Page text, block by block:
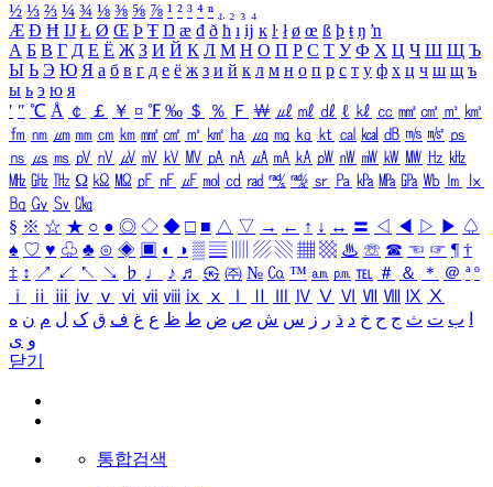
½ ⅓ ⅔ ¼ ¾ ⅛ ⅜ ⅝ ⅞ ¹ ² ³ ⁴ ⁿ ₁ ₂ ₃ ₄
Æ Ð Ħ Ĳ Ł Ø Œ Þ Ŧ Ŋ æ đ ð ħ ı ĳ ĸ ŀ ł ø œ ß þ ŧ ŋ ŉ
А Б В Г Д Е Ё Ж З И Й К Л М Н О П Р С Т У Ф Х Ц Ч Ш Щ Ъ
Ы Ь Э Ю Я а б в г д е ё ж з и й к л м н о п р с т у ф х ц ч ш щ ъ
ы ь э ю я
′ ″ ℃ Å ￠ ￡ ￥ ¤ ℉ ‰ ＄ ％ Ｆ ￦ ㎕ ㎖ ㎗ ℓ ㎘ ㏄ ㎣ ㎤ ㎥ ㎦
㎙ ㎚ ㎛ ㎜ ㎝ ㎞ ㎟ ㎠ ㎡ ㎢ ㏊ ㎍ ㎎ ㎏ ㏏ ㎈ ㎉ ㏈ ㎧ ㎨ ㎰
㎱ ㎲ ㎳ ㎴ ㎵ ㎶ ㎷ ㎸ ㎹ ㎀ ㎁ ㎂ ㎃ ㎄ ㎺ ㎻ ㎽ ㎾ ㎿ ㎐ ㎑
㎒ ㎓ ㎔ Ω ㏀ ㏁ ㎊ ㎋ ㎌ ㏖ ㏅ ㎭ ㎮ ㎯ ㏛ ㎩ ㎪ ㎫ ㎬ ㏝ ㏐
㏓
㏃ ㏉ ㏜ ㏆
§ ※ ☆ ★ ○ ● ◎ ◇ ◆ □ ■ △ ▽ → ← ↑ ↓ ↔ 〓 ◁ ◀ ▷ ▶ ♤
♠ ♡ ♥ ♧ ♣ ⊙ ◈ ▣ ◐ ◑ ▒ ▤ ▨ ▧ ▦ ▩ ♨ ☏ ☎ ☜ ☞ ¶ †
‡ ↕ ↗ ↙ ↖ ↘ ♭ ♩ ♪ ♬ ㉿ ㈜ № ㏇ ™ ㏂ ㏘ ℡ ＃ ＆ ＊ ＠ ª º
ⅰ
ⅱ ⅲ ⅳ ⅴ ⅵ ⅶ ⅷ ⅸ ⅹ Ⅳ Ⅴ Ⅵ Ⅶ Ⅷ Ⅸ Ⅹ
ب ت ث ج ح خ د ذ ر ز س ش ص ض ط ظ ع غ ف ق ک ل م ن ه
و ی
닫기
통합검색